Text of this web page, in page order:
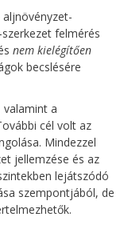
aljnövényzet-
felmérés
nem kielégítően
becslésére
a
cél volt az
Mindezzel
jellemzése és az
lejátszódó
szempontjából, de